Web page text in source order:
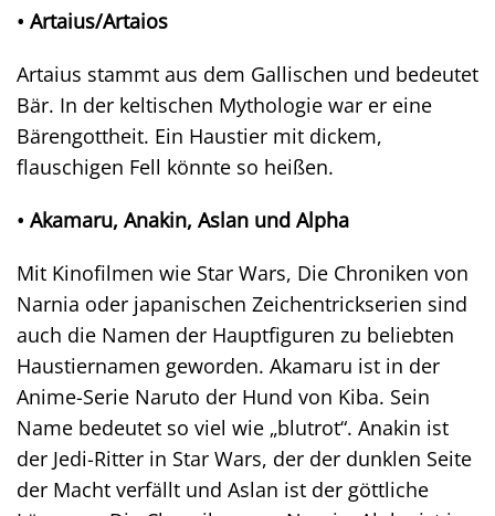
• Artaius/Artaios
Artaius stammt aus dem Gallischen und bedeutet
Bär. In der keltischen Mythologie war er eine
Bärengottheit. Ein Haustier mit dickem,
flauschigen Fell könnte so heißen.
• Akamaru, Anakin, Aslan und Alpha
Mit Kinofilmen wie Star Wars, Die Chroniken von
Narnia oder japanischen Zeichentrickserien sind
auch die Namen der Hauptfiguren zu beliebten
Haustiernamen geworden. Akamaru ist in der
Anime-Serie Naruto der Hund von Kiba. Sein
Name bedeutet so viel wie „blutrot“. Anakin ist
der Jedi-Ritter in Star Wars, der der dunklen Seite
der Macht verfällt und Aslan ist der göttliche